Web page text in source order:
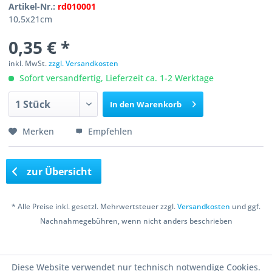
Artikel-Nr.: rd010001
10,5x21cm
0,35 € *
inkl. MwSt.zzgl. Versandkosten
Sofort versandfertig, Lieferzeit ca. 1-2 Werktage
In den Warenkorb
Merken Empfehlen
zur Übersicht
* Alle Preise inkl. gesetzl. Mehrwertsteuer zzgl.Versandkosten und ggf.
Nachnahmegebühren, wenn nicht anders beschrieben
Diese Website verwendet nur technisch notwendige Cookies.